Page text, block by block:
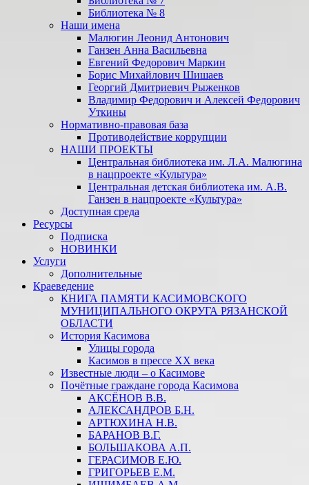
Библиотека № 8
Наши имена
Малюгин Леонид Антонович
Ганзен Анна Васильевна
Евгений Федорович Маркин
Борис Михайлович Шишаев
Георгий Дмитриевич Рыженков
Владимир Федорович и Алексей Федорович
Уткины
Нормативно-правовая база
Противодействие коррупции
НАШИ ПРОЕКТЫ
Центральная библиотека им. Л.А. Малюгина
в нацпроекте «Культура»
Центральная детская библиотека им. А.В.
Ганзен в нацпроекте «Культура»
Доступная среда
Ресурсы
Подписка
НОВИНКИ
Услуги
Дополнительные
Краеведение
КНИГА ПАМЯТИ КАСИМОВСКОГО
МУНИЦИПАЛЬНОГО ОКРУГА РЯЗАНСКОЙ
ОБЛАСТИ
История Касимова
Улицы города
Касимов в прессе XX века
Известные люди – о Касимове
Почётные граждане города Касимова
АКСЁНОВ В.В.
АЛЕКСАНДРОВ Б.Н.
АРТЮХИНА Н.В.
БАРАНОВ В.Г.
БОЛЬШАКОВА А.П.
ГЕРАСИМОВ Е.Ю.
ГРИГОРЬЕВ Е.М.